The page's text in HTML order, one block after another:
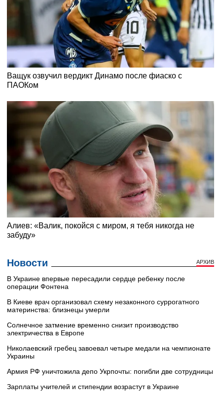
Новости АРХИВ
В Украине впервые пересадили сердце ребенку после
операции Фонтена
В Киеве врач организовал схему незаконного суррогатного
материнства: близнецы умерли
Солнечное затмение временно снизит производство
электричества в Европе
Николаевский гребец завоевал четыре медали на чемпионате
Украины
Армия РФ уничтожила депо Укрпочты: погибли две сотрудницы
Зарплаты учителей и стипендии возрастут в Украине